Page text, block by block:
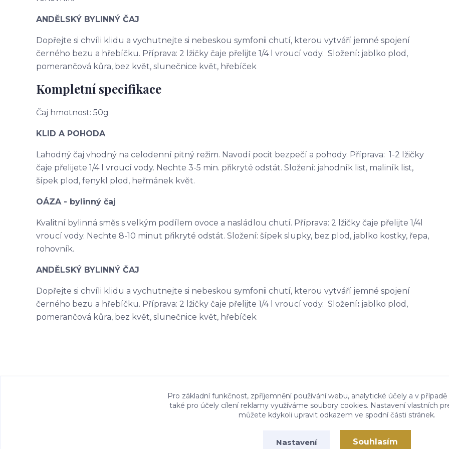
ANDĚLSKÝ BYLINNÝ ČAJ
Dopřejte si chvíli klidu a vychutnejte si nebeskou symfonii chutí, kterou vytváří jemné spojení
černého bezu a hřebíčku. Příprava: 2 lžičky čaje přelijte 1/4 l vroucí vody. Složení: jablko plod,
pomerančová kůra, bez květ, slunečnice květ, hřebíček
Kompletní specifikace
Čaj hmotnost: 50g
KLID A POHODA
Lahodný čaj vhodný na celodenní pitný režim. Navodí pocit bezpečí a pohody. Příprava: 1-2 lžičky
čaje přelijete 1/4 l vroucí vody. Nechte 3-5 min. přikryté odstát. Složení: jahodník list, maliník list,
šípek plod, fenykl plod, heřmánek květ.
OÁZA - bylinný čaj
Kvalitní bylinná směs s velkým podílem ovoce a nasládlou chutí. Příprava: 2 lžičky čaje přelijte 1/4l
vroucí vody. Nechte 8-10 minut přikryté odstát. Složení: šípek slupky, bez plod, jablko kostky, řepa,
rohovník.
ANDĚLSKÝ BYLINNÝ ČAJ
Dopřejte si chvíli klidu a vychutnejte si nebeskou symfonii chutí, kterou vytváří jemné spojení
černého bezu a hřebíčku. Příprava: 2 lžičky čaje přelijte 1/4 l vroucí vody. Složení: jablko plod,
pomerančová kůra, bez květ, slunečnice květ, hřebíček
Pro základní funkčnost, zpříjemnění používání webu, analytické účely a v případě
také pro účely cílení reklamy využíváme soubory cookies. Nastavení vlastních
můžete kdykoli upravit odkazem ve spodní části stránek.
Nastavení Souhlasím